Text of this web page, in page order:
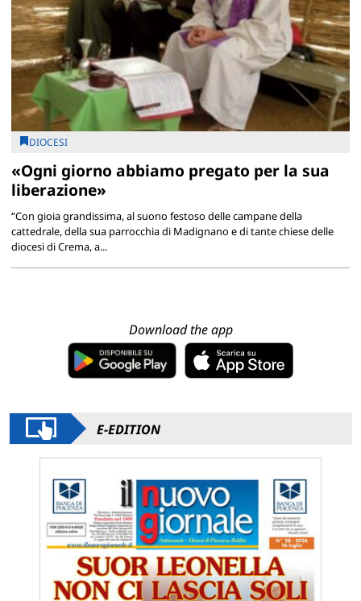
DIOCESI
«Ogni giorno abbiamo pregato per la sua
liberazione»
“Con gioia grandissima, al suono festoso delle campane della
cattedrale, della sua parrocchia di Madignano e di tante chiese delle
diocesi di Crema, a...
Download the app
E-EDITION